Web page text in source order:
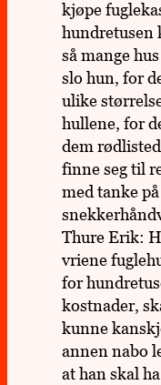
kjøpe
hundre­tu­sen
så mange
slo hun, for
ulike
hul­lene, for
dem
finne seg til
med tanke
Thure Erik:
vriene
for
kost­na­der,
kunne
annen nabo
at han skal